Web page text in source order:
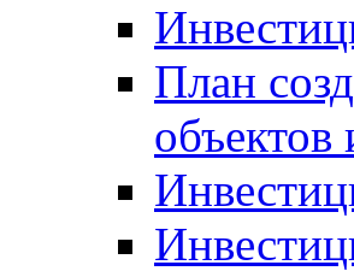
План